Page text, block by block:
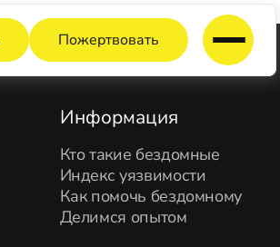
Пожертвовать
Информация
Кто такие бездомные
Индекс уязвимости
Как помочь бездомному
Делимся опытом